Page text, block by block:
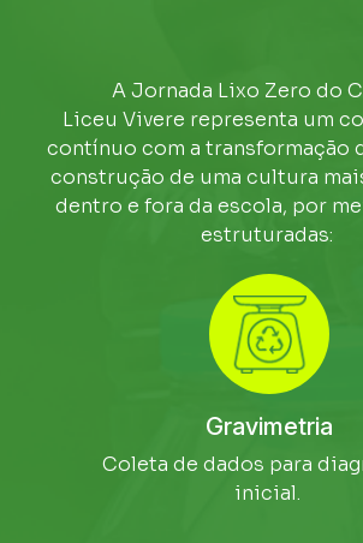
A Jornada Lixo Zero do
Liceu Vivere representa um
contínuo com a transformação
construção de uma cultura
dentro e fora da escola, por
estruturadas:
Gravimetria
Coleta de dados para
inicial.